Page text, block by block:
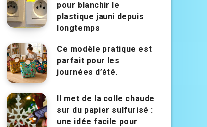
pour blanchir le
plastique jauni depuis
longtemps
Ce modèle pratique est
parfait pour les
journées d’été.
Il met de la colle chaude
sur du papier sulfurisé :
une idée facile pour